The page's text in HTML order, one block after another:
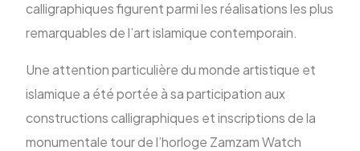
calligraphiques figurent parmi les réalisations les plus
remarquables de l’art islamique contemporain.
Une attention particulière du monde artistique et
islamique a été portée à sa participation aux
constructions calligraphiques et inscriptions de la
monumentale tour de l’horloge Zamzam Watch